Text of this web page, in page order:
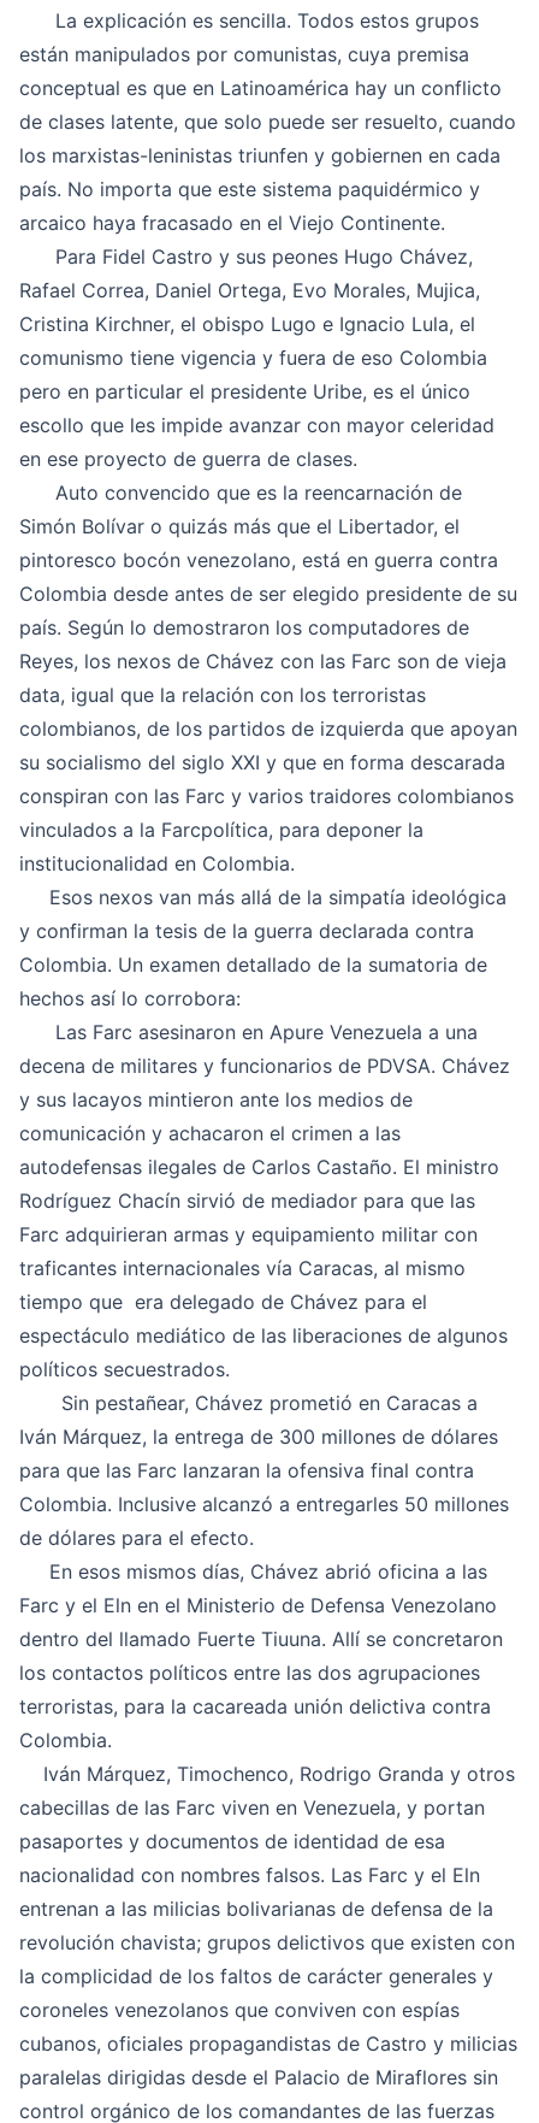
La explicación es sencilla. Todos estos grupos
están manipulados por comunistas, cuya premisa
conceptual es que en Latinoamérica hay un conflicto
de clases latente, que solo puede ser resuelto, cuando
los marxistas-leninistas triunfen y gobiernen en cada
país. No importa que este sistema paquidérmico y
arcaico haya fracasado en el Viejo Continente.
Para Fidel Castro y sus peones Hugo Chávez,
Rafael Correa, Daniel Ortega, Evo Morales, Mujica,
Cristina Kirchner, el obispo Lugo e Ignacio Lula, el
comunismo tiene vigencia y fuera de eso Colombia
pero en particular el presidente Uribe, es el único
escollo que les impide avanzar con mayor celeridad
en ese proyecto de guerra de clases.
Auto convencido que es la reencarnación de
Simón Bolívar o quizás más que el Libertador, el
pintoresco bocón venezolano, está en guerra contra
Colombia desde antes de ser elegido presidente de su
país. Según lo demostraron los computadores de
Reyes, los nexos de Chávez con las Farc son de vieja
data, igual que la relación con los terroristas
colombianos, de los partidos de izquierda que apoyan
su socialismo del siglo XXI y que en forma descarada
conspiran con las Farc y varios traidores colombianos
vinculados a la Farcpolítica, para deponer la
institucionalidad en Colombia.
Esos nexos van más allá de la simpatía ideológica
y confirman la tesis de la guerra declarada contra
Colombia. Un examen detallado de la sumatoria de
hechos así lo corrobora:
Las Farc asesinaron en Apure Venezuela a una
decena de militares y funcionarios de PDVSA. Chávez
y sus lacayos mintieron ante los medios de
comunicación y achacaron el crimen a las
autodefensas ilegales de Carlos Castaño. El ministro
Rodríguez Chacín sirvió de mediador para que las
Farc adquirieran armas y equipamiento militar con
traficantes internacionales vía Caracas, al mismo
tiempo que era delegado de Chávez para el
espectáculo mediático de las liberaciones de algunos
políticos secuestrados.
Sin pestañear, Chávez prometió en Caracas a
Iván Márquez, la entrega de 300 millones de dólares
para que las Farc lanzaran la ofensiva final contra
Colombia. Inclusive alcanzó a entregarles 50 millones
de dólares para el efecto.
En esos mismos días, Chávez abrió oficina a las
Farc y el Eln en el Ministerio de Defensa Venezolano
dentro del llamado Fuerte Tiuuna. Allí se concretaron
los contactos políticos entre las dos agrupaciones
terroristas, para la cacareada unión delictiva contra
Colombia.
Iván Márquez, Timochenco, Rodrigo Granda y otros
cabecillas de las Farc viven en Venezuela, y portan
pasaportes y documentos de identidad de esa
nacionalidad con nombres falsos. Las Farc y el Eln
entrenan a las milicias bolivarianas de defensa de la
revolución chavista; grupos delictivos que existen con
la complicidad de los faltos de carácter generales y
coroneles venezolanos que conviven con espías
cubanos, oficiales propagandistas de Castro y milicias
paralelas dirigidas desde el Palacio de Miraflores sin
control orgánico de los comandantes de las fuerzas